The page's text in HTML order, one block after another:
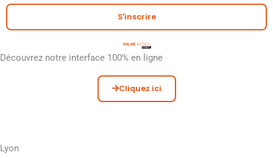
a
*
S'inscrire
Découvrez notre interface 100% en ligne
Cliquez ici
Lyon